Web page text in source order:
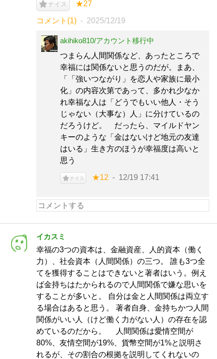
ナイス ★27
コメント(1) 2025/12/19
akihiko810/アカウント移行中
つまらん人間関係など、あったところで
幸福には関係ないと思うのだが。まあ、
「「強いつながり」を恋人や家族に最小
化」の内容次第であって、多かれ少なか
れ幸福な人は「どうでもいい他人・そう
じゃない（大事な）人」に分けているの
だろうけど。 だったら、マイルドヤン
キーのような「金はないけど地元の友達
はいる」生き方のほうが幸福度は高いと
思う
ナイス ★12 12/19 17:41
イカスミ
幸福の3つの資本は、金融資産、人的資本（働く
力）、社会資本（人間関係）の三つ。 誰も3つ全
てを獲得することはできないと著者はいう。例え
ば金持ちはたかられるので人間関係で嫌な思いを
することが多いと。 自分は金と人間関係は両立す
る場合はあると思う。 著者自身、金持ちかつ人間
関係がいい人（けど働く力がない人）の存在を認
めているのだから。 人間関係は愛情空間が
80%、友情空間が19%、貨幣空間が1%と説明さ
れるが、その割合の根拠を説明してくれないの